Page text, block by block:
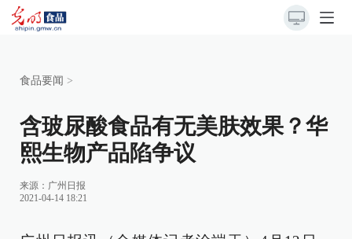
食品要闻 >
含玻尿酸食品有无美肤效果？华
熙生物产品陷争议
来源： 广州日报
2021-04-14 18:21